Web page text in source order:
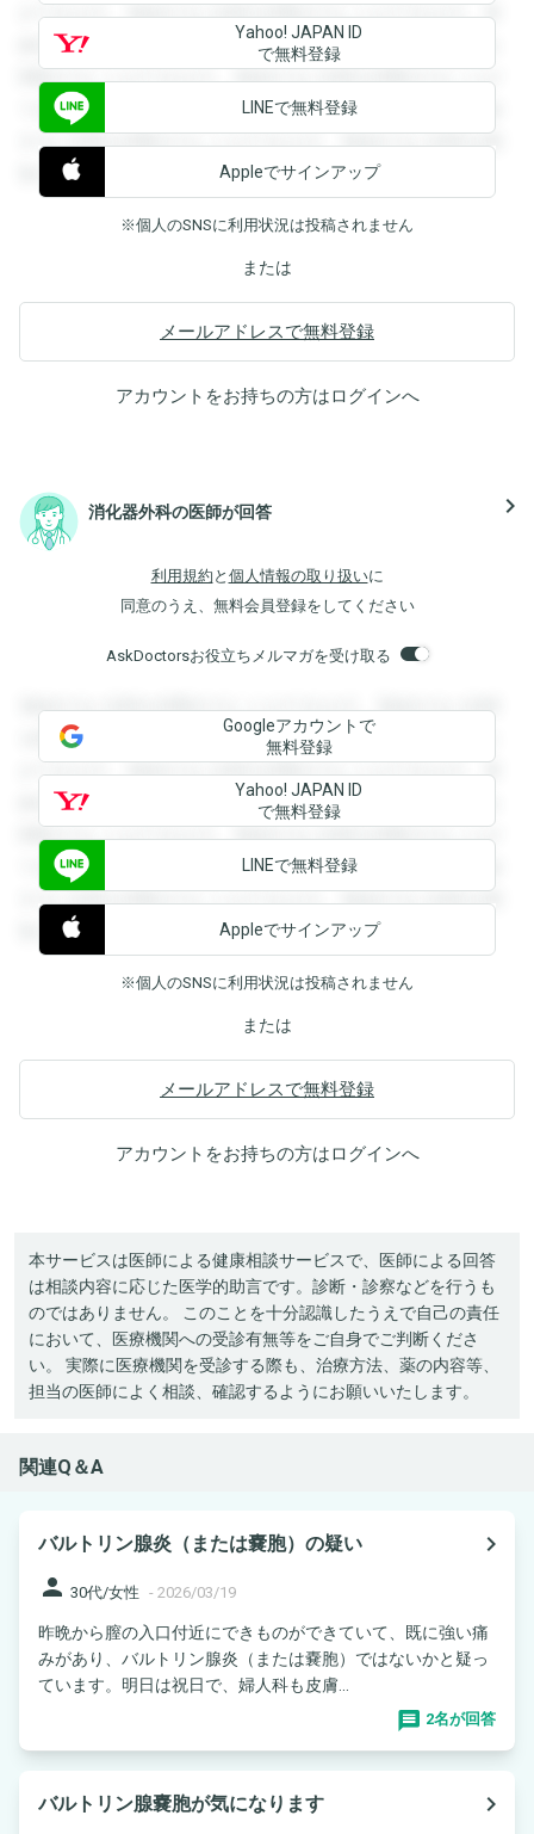
ができます。登録すると回答を閲覧することができます。登
録すると回答を閲覧することができます。登録すると回答を
閲覧することができます。登録すると回答を閲覧することが
できます。登録すると回答を閲覧することができます。登録
すると回答を閲覧することができます。登録すると回答を閲
覧することができます。
Yahoo! JAPAN ID
で無料登録
LINEで無料登録
Appleでサインアップ
※個人のSNSに利用状況は投稿されません
または
メールアドレスで無料登録
アカウントをお持ちの方はログインへ
消化器外科の医師が回答 navigate_next
利用規約 と 個人情報の取り扱いに
同意のうえ、無料会員登録をしてください
AskDoctorsお役立ちメルマガを受け取る
登録すると回答を閲覧することができます。登録すると回答
を閲覧することができます。登録すると回答を閲覧すること
ができます。登録すると回答を閲覧することができます。登
録すると回答を閲覧することができます。登録すると回答を
閲覧することができます。登録すると回答を閲覧することが
できます。登録すると回答を閲覧することができます。登録
すると回答を閲覧することができます。登録すると回答を閲
覧することができます。
Googleアカウントで
無料登録
Yahoo! JAPAN ID
で無料登録
LINEで無料登録
Appleでサインアップ
※個人のSNSに利用状況は投稿されません
または
メールアドレスで無料登録
アカウントをお持ちの方はログインへ
本サービスは医師による健康相談サービスで、医師による回答
は相談内容に応じた医学的助言です。診断・診察などを行うも
のではありません。 このことを十分認識したうえで自己の責任
において、医療機関への受診有無等をご自身でご判断くださ
い。 実際に医療機関を受診する際も、治療方法、薬の内容等、
担当の医師によく相談、確認するようにお願いいたします。
関連Q＆A
バルトリン腺炎（または嚢胞）の疑い
navigate_next
person 30代/女性 - 2026/03/19
昨晩から膣の入口付近にできものができていて、既に強い痛
みがあり、バルトリン腺炎（または嚢胞）ではないかと疑っ
ています。明日は祝日で、婦人科も皮膚...
2名が回答
バルトリン腺嚢胞が気になります
navigate_next